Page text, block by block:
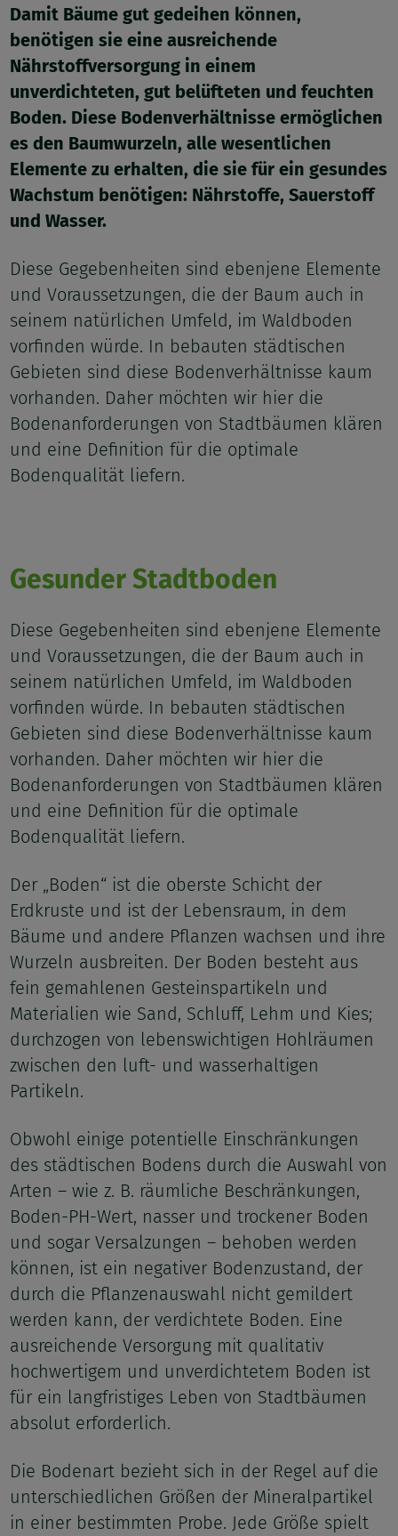
Damit Bäume gut gedeihen können,
benötigen sie eine ausreichende
Nährstoffversorgung in einem
unverdichteten, gut belüfteten und feuchten
Boden. Diese Bodenverhältnisse ermöglichen
es den Baumwurzeln, alle wesentlichen
Elemente zu erhalten, die sie für ein gesundes
Wachstum benötigen: Nährstoffe, Sauerstoff
und Wasser.
Diese Gegebenheiten sind ebenjene Elemente
und Voraussetzungen, die der Baum auch in
seinem natürlichen Umfeld, im Waldboden
vorfinden würde. In bebauten städtischen
Gebieten sind diese Bodenverhältnisse kaum
vorhanden. Daher möchten wir hier die
Bodenanforderungen von Stadtbäumen klären
und eine Definition für die optimale
Bodenqualität liefern.
Gesunder Stadtboden
Diese Gegebenheiten sind ebenjene Elemente
und Voraussetzungen, die der Baum auch in
seinem natürlichen Umfeld, im Waldboden
vorfinden würde. In bebauten städtischen
Gebieten sind diese Bodenverhältnisse kaum
vorhanden. Daher möchten wir hier die
Bodenanforderungen von Stadtbäumen klären
und eine Definition für die optimale
Bodenqualität liefern.
Der „Boden“ ist die oberste Schicht der
Erdkruste und ist der Lebensraum, in dem
Bäume und andere Pflanzen wachsen und ihre
Wurzeln ausbreiten. Der Boden besteht aus
fein gemahlenen Gesteinspartikeln und
Materialien wie Sand, Schluff, Lehm und Kies;
durchzogen von lebenswichtigen Hohlräumen
zwischen den luft- und wasserhaltigen
Partikeln.
Obwohl einige potentielle Einschränkungen
des städtischen Bodens durch die Auswahl von
Arten – wie z. B. räumliche Beschränkungen,
Boden-PH-Wert, nasser und trockener Boden
und sogar Versalzungen – behoben werden
können, ist ein negativer Bodenzustand, der
durch die Pflanzenauswahl nicht gemildert
werden kann, der verdichtete Boden. Eine
ausreichende Versorgung mit qualitativ
hochwertigem und unverdichtetem Boden ist
für ein langfristiges Leben von Stadtbäumen
absolut erforderlich.
Die Bodenart bezieht sich in der Regel auf die
unterschiedlichen Größen der Mineralpartikel
in einer bestimmten Probe. Jede Größe spielt